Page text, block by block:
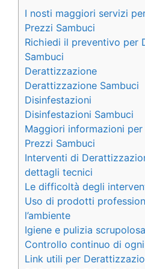
I nosti maggiori servizi
Prezzi Sambuci
Richiedi il preventivo per
Sambuci
Derattizzazione
Derattizzazione Sambuci
Disinfestazioni
Disinfestazioni Sambuci
Maggiori informazioni
Prezzi Sambuci
Interventi di
dettagli tecnici
Le difficoltà degli
Uso di prodotti
l’ambiente
Igiene e pulizia
Controllo continuo di
Link utili per